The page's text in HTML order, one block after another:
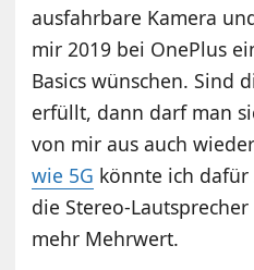
ausfahrbare Kamera
mir 2019 bei OnePlus
Basics wünschen. Sind
erfüllt, dann darf man
von mir aus auch
wie 5G könnte ich dafür
die Stereo-
mehr Mehrwert.